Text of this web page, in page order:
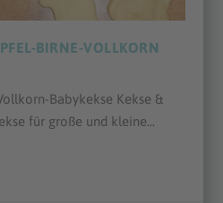
BIRNE-VOLLKORN
Babykekse Kekse &
für große und kleine...